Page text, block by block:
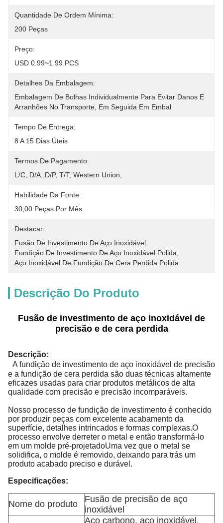
Quantidade De Ordem Mínima:
200 Peças
Preço:
USD 0.99~1.99 PCS
Detalhes Da Embalagem:
Embalagem De Bolhas Individualmente Para Evitar Danos E
Arranhões No Transporte, Em Seguida Em Embal
Tempo De Entrega:
8 A 15 Dias Úteis
Termos De Pagamento:
L/C, D/A, D/P, T/T, Western Union,
Habilidade Da Fonte:
30,00 Peças Por Mês
Destacar:
Fusão De Investimento De Aço Inoxidável
Fundição De Investimento De Aço Inoxidável Polida
Aço Inoxidável De Fundição De Cera Perdida Polida
Descrição Do Produto
Fusão de investimento de aço inoxidável de
precisão e de cera perdida
Descrição:
A fundição de investimento de aço inoxidável de precisão
e a fundição de cera perdida são duas técnicas altamente
eficazes usadas para criar produtos metálicos de alta
qualidade com precisão e precisão incomparáveis.
Nosso processo de fundição de investimento é conhecido
por produzir peças com excelente acabamento da
superfície, detalhes intrincados e formas complexas.O
processo envolve derreter o metal e então transformá-lo
em um molde pré-projetadoUma vez que o metal se
solidifica, o molde é removido, deixando para trás um
produto acabado preciso e durável.
Especificações:
Nome do produto
Fusão de precisão de aço
inoxidável
Aço carbono, aço inoxidável,